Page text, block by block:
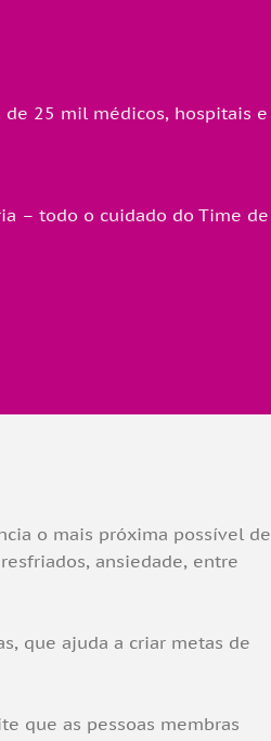
25 mil médicos, hospitais e
– todo o cuidado do Time de
o mais próxima possível de
ansiedade, entre
que ajuda a criar metas de
que as pessoas membras